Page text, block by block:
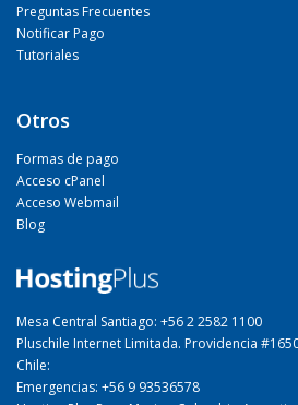
Preguntas Frecuentes
Notificar Pago
Tutoriales
Otros
Formas de pago
Acceso cPanel
Acceso Webmail
Blog
Mesa Central Santiago: +56 2 2582 1100
Pluschile Internet Limitada. Providencia
Chile:
Emergencias: +56 9 93536578